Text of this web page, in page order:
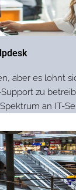
aber es lohnt
zu
an IT-